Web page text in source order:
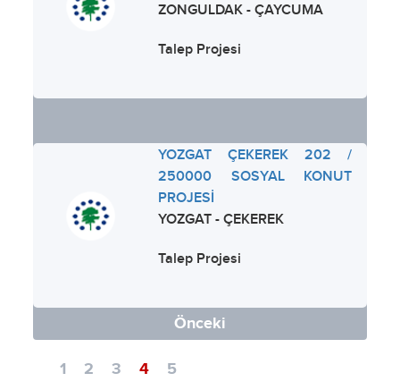
ZONGULDAK - ÇAYCUMA
Talep Projesi
YOZGAT ÇEKEREK 202 /
250000 SOSYAL KONUT
PROJESİ
YOZGAT - ÇEKEREK
Talep Projesi
Önceki
1 2 3 4
5